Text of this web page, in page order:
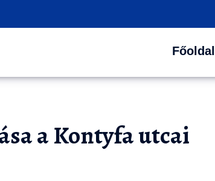
Főoldal
a Kontyfa utcai